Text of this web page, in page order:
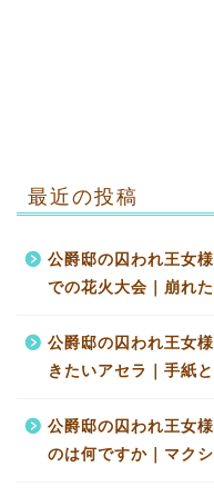
最近の投稿
公爵邸の囚われ王女
での花火大会｜崩れ
公爵邸の囚われ王女
きたいアセラ｜手紙
公爵邸の囚われ王女
のは何ですか｜マク